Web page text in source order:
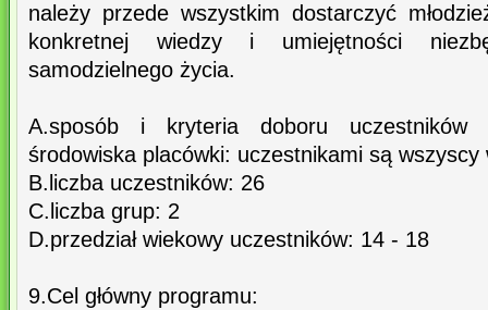
należy przede wszystkim dostarczyć
konkretnej wiedzy i umiejętności
samodzielnego życia.
A.sposób i kryteria doboru uczestników
środowiska placówki: uczestnikami są
B.liczba uczestników: 26
C.liczba grup: 2
D.przedział wiekowy uczestników: 14 - 18
9.Cel główny programu: